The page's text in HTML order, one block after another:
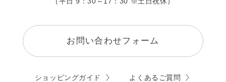
お問い合わせフォーム
ショッピングガイド よくあるご質問